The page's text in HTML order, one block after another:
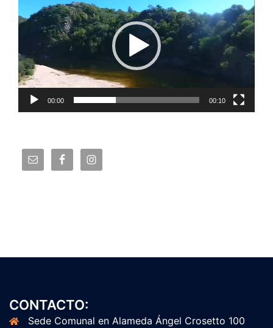
vídeo
00:00 00:10
CONTACTO:
Sede Comunal en Alameda Ángel Crosetto 100